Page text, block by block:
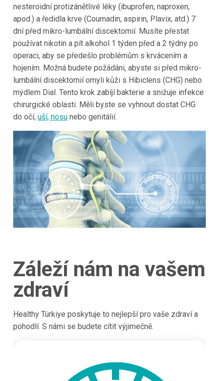
nesteroidní protizánětlivé léky (ibuprofen, naproxen,
apod.) a ředidla krve (Coumadin, aspirin, Plavix, atd.) 7
dní před mikro-lumbální discektomií. Musíte přestat
používat nikotin a pít alkohol 1 týden před a 2 týdny po
operaci, aby se předešlo problémům s krvácením a
hojením. Možná budete požádáni, abyste si před mikro-
lumbální discektomií omyli kůži s Hibiclens (CHG) nebo
mýdlem Dial. Tento krok zabíjí bakterie a snižuje infekce
chirurgické oblasti. Měli byste se vyhnout dostat CHG
do očí, uší, nosunebo genitálií.
Záleží nám na vašem
zdraví
Healthy Türkiye poskytuje to nejlepší pro vaše zdraví a
pohodlí. S námi se budete cítit výjimečně.